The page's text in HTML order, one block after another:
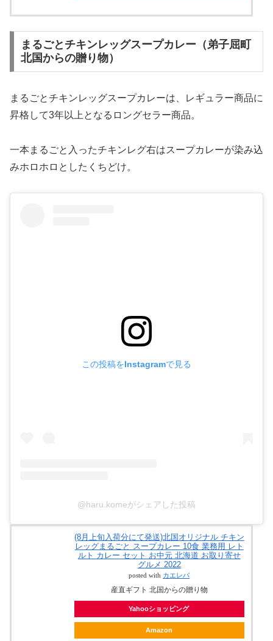
まるごとチキンレッグスープカレー（弟子屈町
北国からの贈り物）
まるごとチキンレッグスープカレーは、レギュラー商品に
昇格して3年以上となるロングセラー商品。
一本まるごと入ったチキンレグ右はスープカレーが染み込
みホロホロとしたくちどけ。
この投稿をInstagramで見る
@haru.komeがシェアした投稿
(8月上旬入荷分にて発送)北国オリジナル チキン
レッグまるごと スープカレー 10食 業務用 レト
ルト カレー セット お中元 北海道 お取り寄せ
グルメ 2022
posted with カエレバ
産直ギフト 北国からの贈り物
Yahooショッピング
Amazon